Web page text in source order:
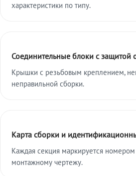
характеристики по типу.
Соединительные блоки с защитой
Крышки с резьбовым креплением,
неправильной сборки.
Карта сборки и
Каждая секция маркируется
монтажному чертежу.